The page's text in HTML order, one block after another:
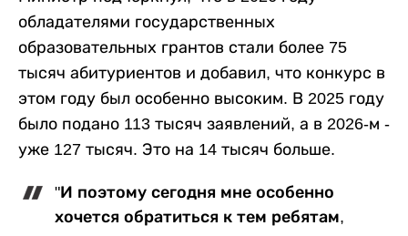
обладателями государственных
образовательных грантов стали более 75
тысяч абитуриентов и добавил, что конкурс в
этом году был особенно высоким. В 2025 году
было подано 113 тысяч заявлений, а в 2026-м -
уже 127 тысяч. Это на 14 тысяч больше.
"И поэтому сегодня мне особенно
хочется обратиться к тем ребятам,